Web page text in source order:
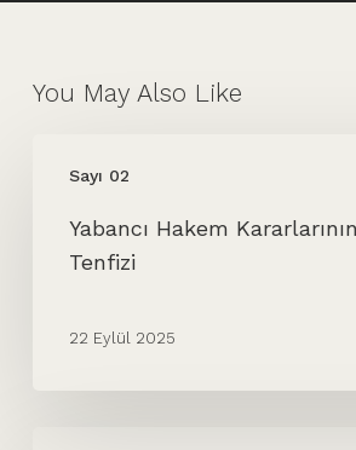
You May Also Like
Sayı 02
Hakem
Kararlarının
Türkiye’de
Yabancı Hakem
Tenfizi
22 Eylül 2025